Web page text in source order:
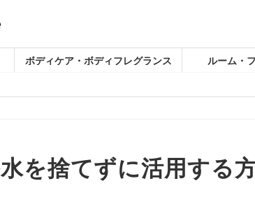
ボディケア・ボディフレグランス ルーム・
を捨てずに活用する